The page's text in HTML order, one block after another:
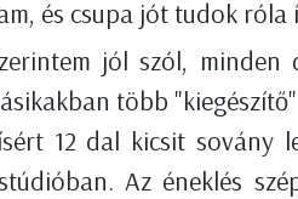
és csupa jót tudok róla
jól szól,
több
12 dal kicsit sovány
Az éneklés